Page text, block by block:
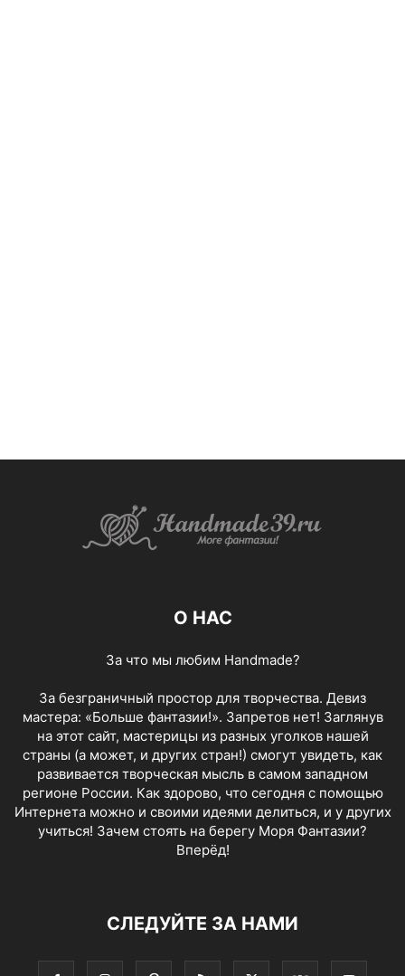
О НАС
За что мы любим Handmade?
За безграничный простор для творчества. Девиз
мастера: «Больше фантазии!». Запретов нет! Заглянув
на этот сайт, мастерицы из разных уголков нашей
страны (а может, и других стран!) смогут увидеть, как
развивается творческая мысль в самом западном
регионе России. Как здорово, что сегодня с помощью
Интернета можно и своими идеями делиться, и у других
учиться! Зачем стоять на берегу Моря Фантазии?
Вперёд!
СЛЕДУЙТЕ ЗА НАМИ